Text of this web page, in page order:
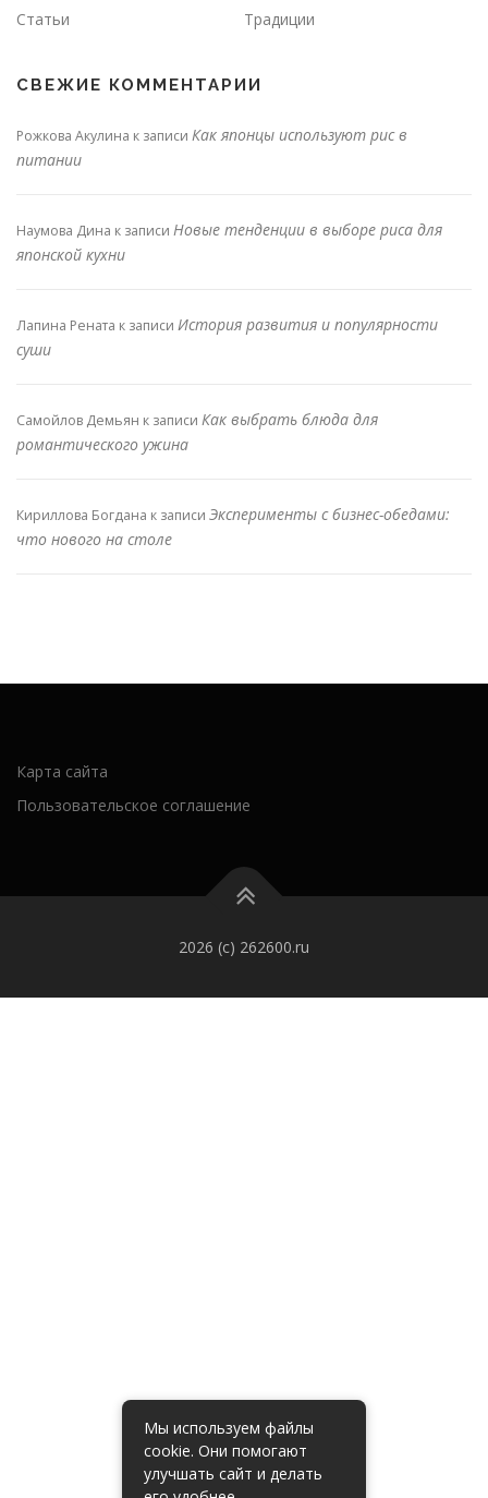
Статьи
Традиции
СВЕЖИЕ КОММЕНТАРИИ
Рожкова Акулина к записи Как японцы используют рис в
питании
Наумова Дина к записи Новые тенденции в выборе риса для
японской кухни
Лапина Рената к записи История развития и популярности
суши
Самойлов Демьян к записи Как выбрать блюда для
романтического ужина
Кириллова Богдана к записи Эксперименты с бизнес-обедами:
что нового на столе
Карта сайта
Пользовательское соглашение
2026 (c) 262600.ru
Мы используем файлы
cookie. Они помогают
улучшать сайт и делать